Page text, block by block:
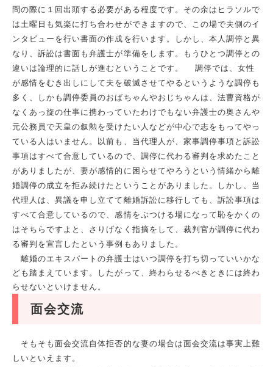
問の際に１回出頭する必要がある程度です。その余はヒラソルで
は土曜日も気楽に打ち合わせができますので、この場で夫側のイ
ンタビューを行い書面の作成を行います。しかし、本人調停と異
なり、訴訟は書面も弁護士が準備をします。もうひとつ調停との
違いは論理的に話しが進むということです。 調停では、女性
が感情をむき出しにして夫を破滅させてやるというような調停も
多く、しかも調停委員のおばちゃんやおじちゃんは、法曹資格が
なくあっ旋の仕事に携わっていたわけでもない弁護士の奥さんや
元公務員で天皇の叙勲を受けたい人などが中心で志をもってやっ
ている人はいません。以前も、当代理人が、家事調停事項と訴訟
事項はすべて合意しているので、調停に代わる審判を求めたこと
がありましたが、妻が感情的に困らせてやろうという情緒から離
婚調停の成立を拒み続けたということがありました。しかし、当
代理人は、異議を申し立てて離婚訴訟に移行しても、訴訟事項は
すべて合意しているので、感情をぶつける場になって恥をかくの
はそちらですよと、さりげなく指摘をして、裁判官が調停に代わ
る審判を宣言したという事例もありました。
離婚のエキスパートの弁護士はいつ調停を打ち切っていいかな
ども踏まえています。したがって、終わらせるべきときには終わ
らせないといけません。
面会交流
そもそも面会交流自体拒否的な妻の場合は面会交流は事実上難
しいといえます。